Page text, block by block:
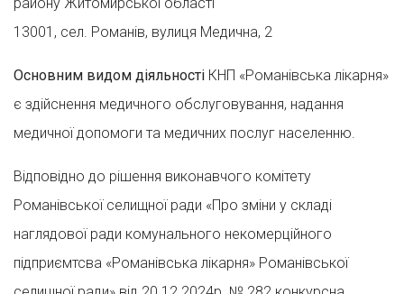
13001, сел. Романів, вулиця Медична, 2
Основним видом діяльності КНП «Романівська лікарня»
є здійснення медичного обслуговування, надання
медичної допомоги та медичних послуг населенню.
Відповідно до рішення виконавчого комітету
Романівської селищної ради «Про зміни у складі
наглядової ради комунального некомерційного
підприємтсва «Романівська лікарня» Романівської